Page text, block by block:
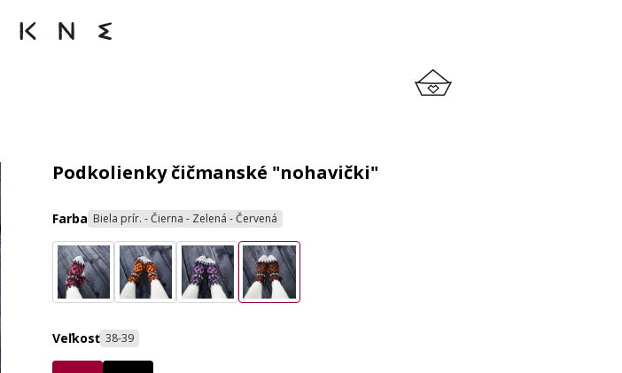
Podkolienky čičmanské "nohavički"
Farba Biela prír. - Čierna - Zelená - Červená
Veľkosť 38-39